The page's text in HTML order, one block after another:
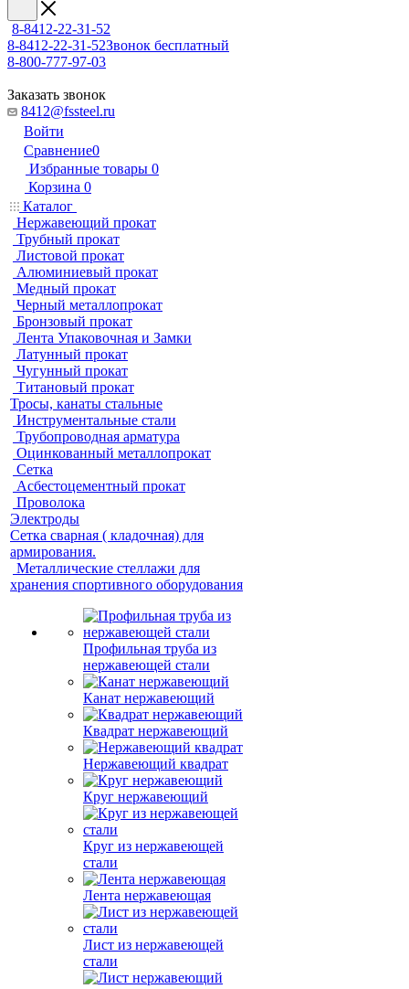
8-8412-22-31-52
8-8412-22-31-52Звонок бесплатный
8-800-777-97-03
Заказать звонок
8412@fssteel.ru
Войти
Сравнение0
Избранные товары 0
Корзина 0
Каталог
Нержавеющий прокат
Трубный прокат
Листовой прокат
Алюминиевый прокат
Медный прокат
Черный металлопрокат
Бронзовый прокат
Лента Упаковочная и Замки
Латунный прокат
Чугунный прокат
Титановый прокат
Тросы, канаты стальные
Инструментальные стали
Трубопроводная арматура
Оцинкованный металлопрокат
Сетка
Асбестоцементный прокат
Проволока
Электроды
Сетка сварная ( кладочная) для
армирования.
Металлические стеллажи для
хранения спортивного оборудования
Профильная труба из
нержавеющей стали
Канат нержавеющий
Квадрат нержавеющий
Нержавеющий квадрат
Круг нержавеющий
Круг из нержавеющей
стали
Лента нержавеющая
Лист из нержавеющей
стали